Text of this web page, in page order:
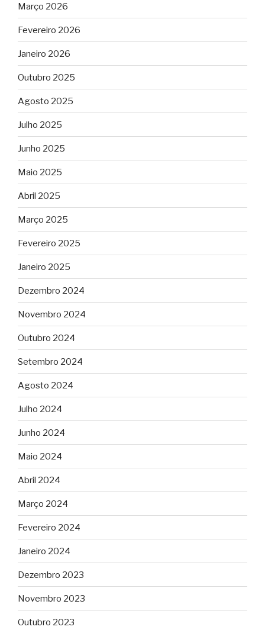
Março 2026
Fevereiro 2026
Janeiro 2026
Outubro 2025
Agosto 2025
Julho 2025
Junho 2025
Maio 2025
Abril 2025
Março 2025
Fevereiro 2025
Janeiro 2025
Dezembro 2024
Novembro 2024
Outubro 2024
Setembro 2024
Agosto 2024
Julho 2024
Junho 2024
Maio 2024
Abril 2024
Março 2024
Fevereiro 2024
Janeiro 2024
Dezembro 2023
Novembro 2023
Outubro 2023